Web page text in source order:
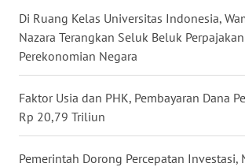
Di Ruang Kelas Universitas Indonesia,
Nazara Terangkan Seluk Beluk
Perekonomian Negara
Faktor Usia dan PHK, Pembayaran Dana
Rp 20,79 Triliun
Pemerintah Dorong Percepatan Investasi,
WN
BABEL
SUMBAR
WN
SUMSEL